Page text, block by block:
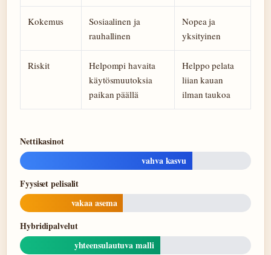
Kokemus
Sosiaalinen ja
rauhallinen
Nopea ja
yksityinen
Riskit
Helpompi havaita
käytösmuutoksia
paikan päällä
Helppo pelata
liian kauan
ilman taukoa
Nettikasinot
vahva kasvu
Fyysiset pelisalit
vakaa asema
Hybridipalvelut
yhteensulautuva malli